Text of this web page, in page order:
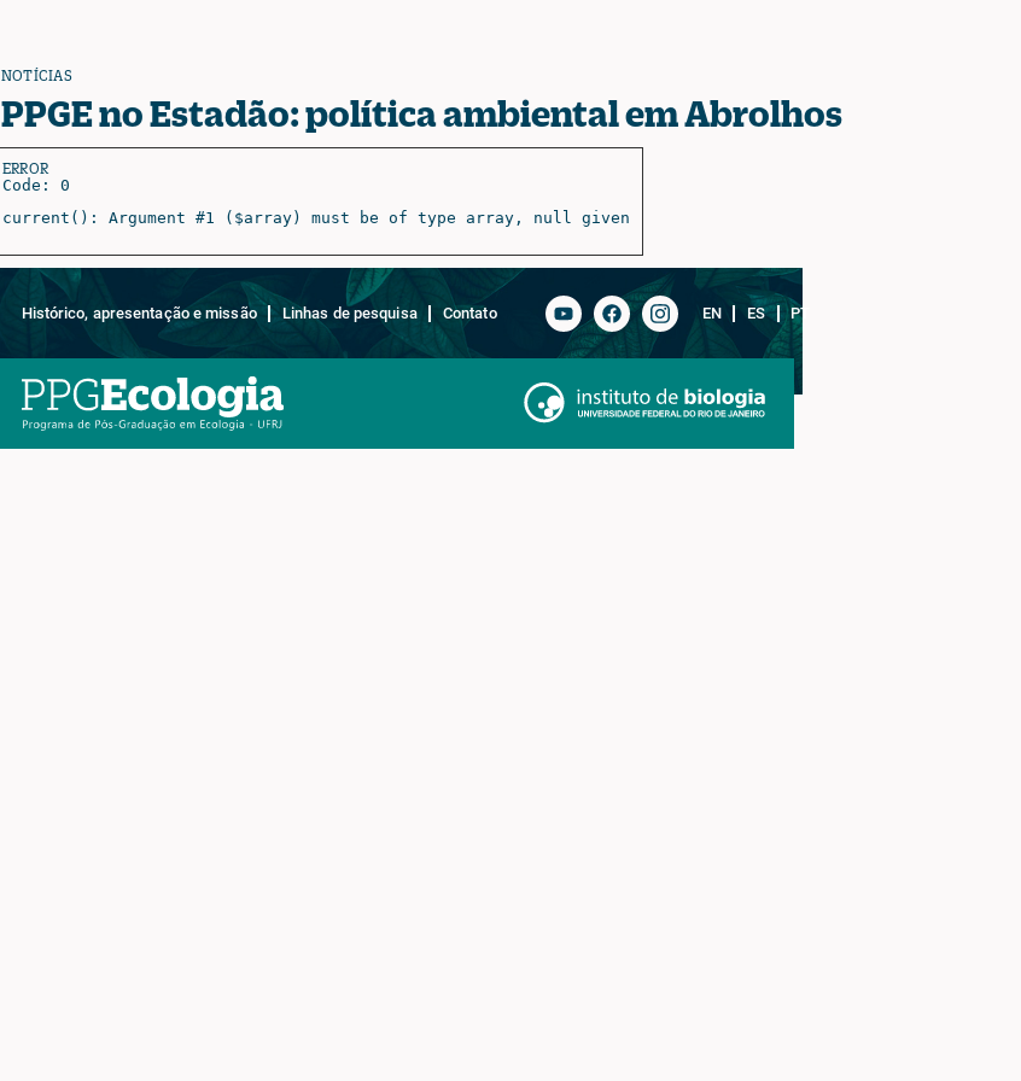
NOTÍCIAS
PPGE no Estadão: política ambiental em Abrolhos
ERROR
Code: 0
current(): Argument #1 ($array) must be of type array, null given
Histórico, apresentação e missão Linhas de pesquisa Contato EN ES PT